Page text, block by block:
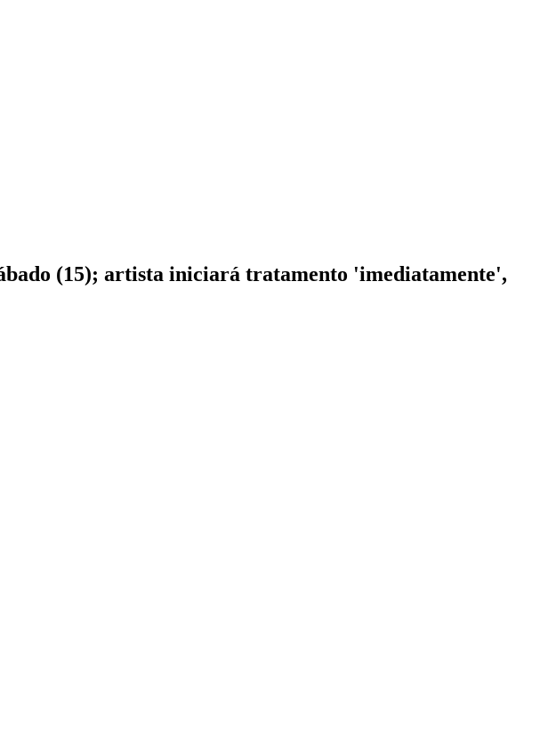
(15); artista iniciará tratamento 'imediatamente',